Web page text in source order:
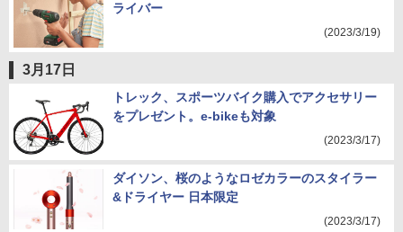
ライバー
(2023/3/19)
3月17日
トレック、スポーツバイク購入でアクセサリー
をプレゼント。e-bikeも対象
(2023/3/17)
ダイソン、桜のようなロゼカラーのスタイラー
&ドライヤー 日本限定
(2023/3/17)